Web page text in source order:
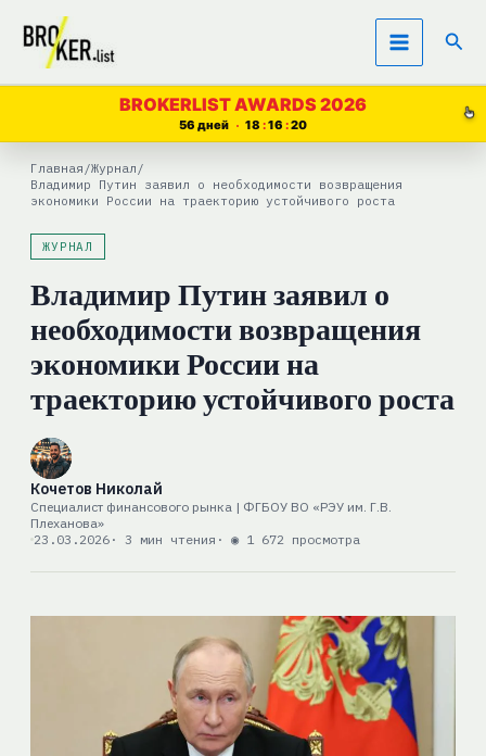
Перейти
содержимому
BROKERLIST AWARDS 2026
56 дней 18 16 19
Главная /Журнал /
Владимир Путин заявил о необходимости возвращения
экономики России на траекторию устойчивого роста
ЖУРНАЛ
Владимир Путин заявил о
необходимости возвращения
экономики России на
траекторию устойчивого роста
Кочетов Николай
Специалист финансового рынка | ФГБОУ ВО «РЭУ им. Г.В.
Плеханова»
23.03.2026· 3 мин чтения · ◉ 1 672 просмотра